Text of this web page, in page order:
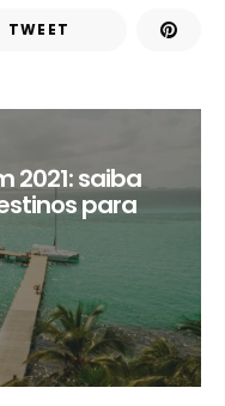
TWEET
2021: saiba
para